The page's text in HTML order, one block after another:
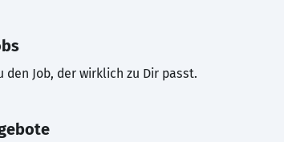
den Job, der wirklich zu Dir passt.